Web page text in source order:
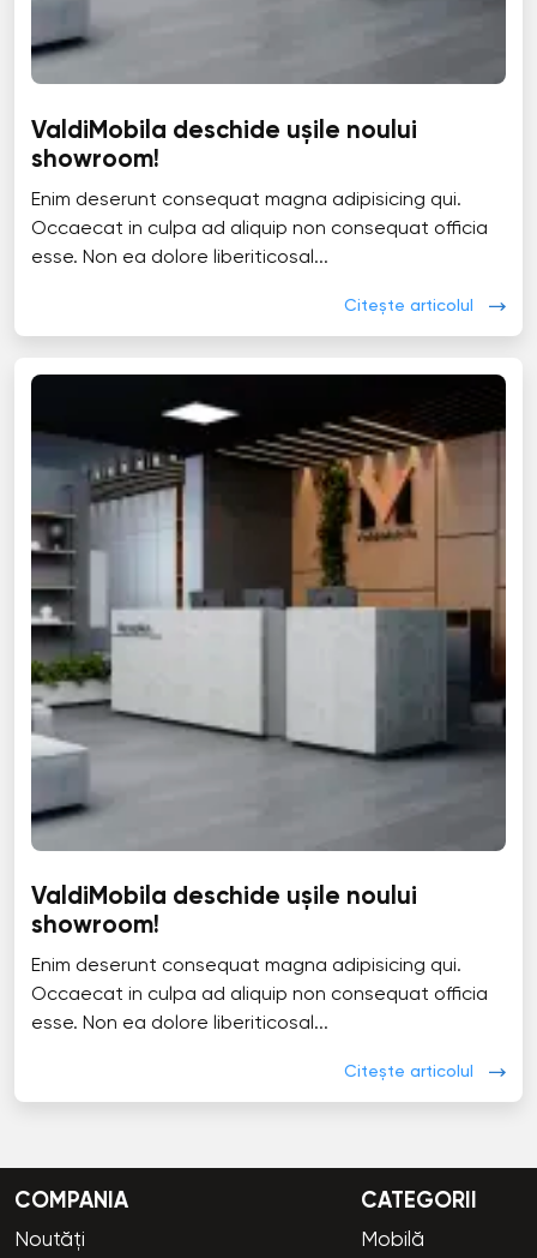
ValdiMobila deschide ușile noului
showroom!
Enim deserunt consequat magna adipisicing qui.
Occaecat in culpa ad aliquip non consequat officia
esse. Non ea dolore liberiticosal...
Citește articolul
ValdiMobila deschide ușile noului
showroom!
Enim deserunt consequat magna adipisicing qui.
Occaecat in culpa ad aliquip non consequat officia
esse. Non ea dolore liberiticosal...
Citește articolul
COMPANIA
Noutăți
CATEGORII
Mobilă